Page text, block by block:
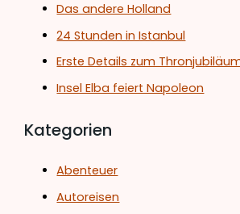
Das andere Holland
24 Stunden in Istanbul
Erste Details zum
Insel Elba feiert Napoleon
Kategorien
Abenteuer
Autoreisen